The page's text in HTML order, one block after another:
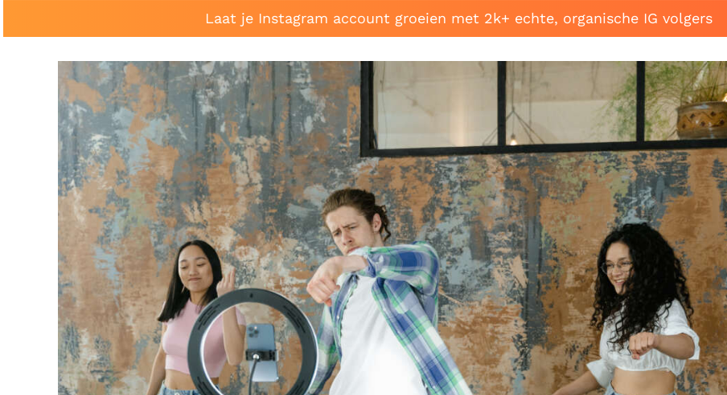
Laat je Instagram account groeien met 2k+ echte, organische IG volgers